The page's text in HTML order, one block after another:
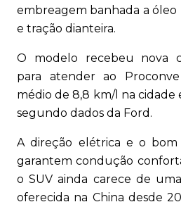
embreagem banhada a óleo
e tração dianteira.
O modelo recebeu nova
para atender ao
médio de 8,8 km/l na cidade
segundo dados da Ford.
A direção elétrica e o bom
garantem condução
o SUV ainda carece de
oferecida na China desde